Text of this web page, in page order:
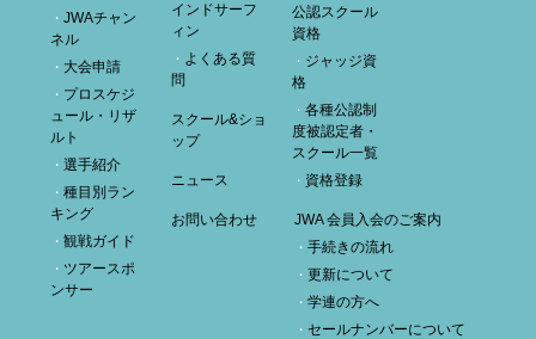
JWAチャン
ネル
大会申請
プロスケジ
ュール・リザ
ルト
選手紹介
種目別ラン
キング
観戦ガイド
ツアースポ
ンサー
インドサーフ
ィン
よくある質
問
スクール&ショ
ップ
ニュース
お問い合わせ
公認スクール
資格
ジャッジ資
格
各種公認制
度被認定者・
スクール一覧
資格登録
JWA 会員入会のご案内
手続きの流れ
更新について
学連の方へ
セールナンバーについて